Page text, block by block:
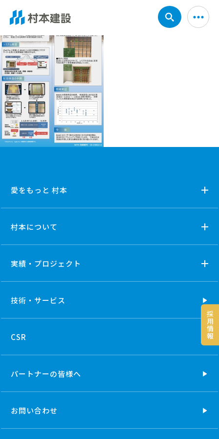
採
用
情
報
愛をもっと 村本
村本について
実績・プロジェクト
技術・ サービス
CSR
パートナーの皆様へ
お問い合わせ